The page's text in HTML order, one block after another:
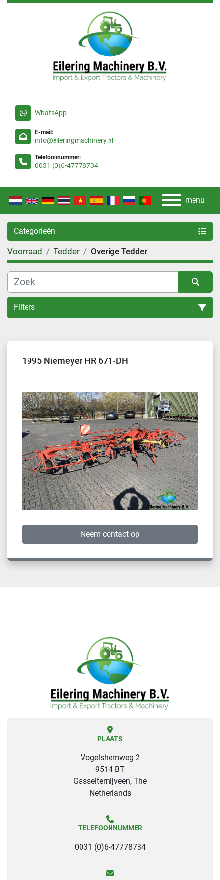
WhatsApp
E-mail:
info@eileringmachinery.nl
Telefoonnummer:
0031 (0)6-47778734
menu
Categorieën
Voorraad Tedder Overige Tedder
Filters
1995 Niemeyer HR 671-DH
Neem contact op
PLAATS
Vogelshemweg 2
9514 BT
Gasselternijveen, The
Netherlands
TELEFOONNUMMER
0031 (0)6-47778734